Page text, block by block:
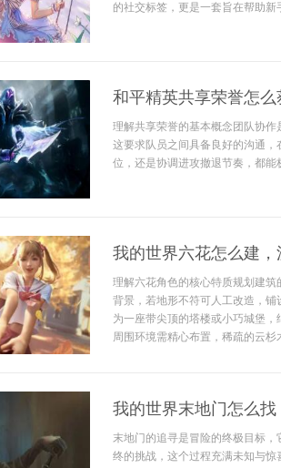
的社交标签，更是一套旨在帮助
和平精英共享荣誉怎
理解共享荣誉的基本概念团队协
这要求队员之间具备良好的沟通
位，还是协调进攻撤退节奏，都能
我的世界六花怎么建
理解六花角色的核心特质规划建
背景，若地形不符可人工改造，
为一座带尖顶的塔楼或小巧城堡
周围环境需精心布置，稀疏的云
我的世界末地门怎么
末地门的追寻是冒险的终极目标
终的挑战，这个过程充满未知与